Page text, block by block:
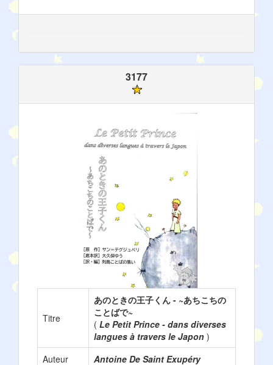
3177
Titre
あのときの王子くん - ~あちこちの
ことばで~
( Le Petit Prince - dans diverses
langues à travers le Japon )
Auteur
Antoine De Saint Exupéry